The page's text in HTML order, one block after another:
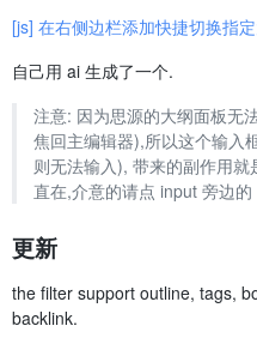
[js] 在右侧边栏添加快捷切换指
自己用 ai 生成了一个.
注意: 因为思源的大纲面板无
焦回主编辑器),所以这个输入
则无法输入), 带来的副作用
直在,介意的请点 input 旁边
更新
the filter support outline, tags,
backlink.